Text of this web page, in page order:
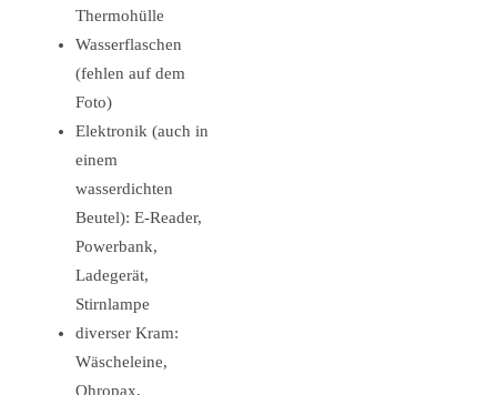
Thermohülle
Wasserflaschen
(fehlen auf dem
Foto)
Elektronik (auch in
einem
wasserdichten
Beutel): E-Reader,
Powerbank,
Ladegerät,
Stirnlampe
diverser Kram:
Wäscheleine,
Ohropax,